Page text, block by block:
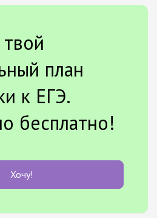
план
к ЕГЭ.
бесплатно!
Хочу!